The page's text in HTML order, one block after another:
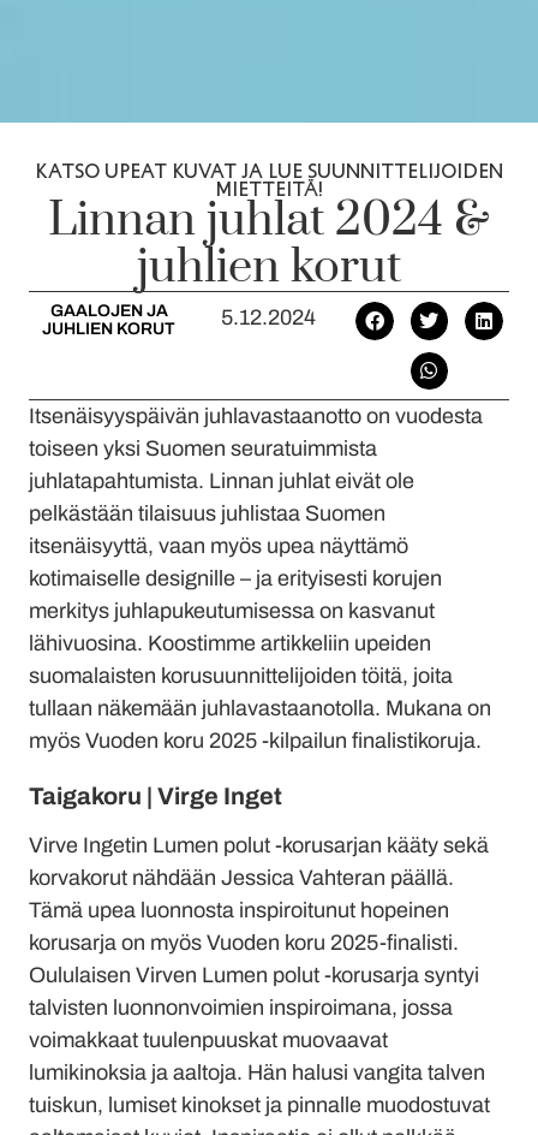
KATSO UPEAT KUVAT JA LUE SUUNNITTELIJOIDEN
MIETTEITÄ!
Linnan juhlat 2024 &
juhlien korut
GAALOJEN JA
JUHLIEN KORUT
5.12.2024
Itsenäisyyspäivän juhlavastaanotto on vuodesta
toiseen yksi Suomen seuratuimmista
juhlatapahtumista. Linnan juhlat eivät ole
pelkästään tilaisuus juhlistaa Suomen
itsenäisyyttä, vaan myös upea näyttämö
kotimaiselle designille – ja erityisesti korujen
merkitys juhlapukeutumisessa on kasvanut
lähivuosina. Koostimme artikkeliin upeiden
suomalaisten korusuunnittelijoiden töitä, joita
tullaan näkemään juhlavastaanotolla. Mukana on
myös Vuoden koru 2025 -kilpailun finalistikoruja.
Taigakoru | Virge Inget
Virve Ingetin Lumen polut -korusarjan kääty sekä
korvakorut nähdään Jessica Vahteran päällä.
Tämä upea luonnosta inspiroitunut hopeinen
korusarja on myös Vuoden koru 2025-finalisti.
Oululaisen Virven Lumen polut -korusarja syntyi
talvisten luonnonvoimien inspiroimana, jossa
voimakkaat tuulenpuuskat muovaavat
lumikinoksia ja aaltoja. Hän halusi vangita talven
tuiskun, lumiset kinokset ja pinnalle muodostuvat